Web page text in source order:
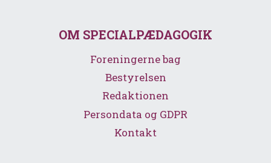
OM SPECIALPÆDAGOGIK
Foreningerne bag
Bestyrelsen
Redaktionen
Persondata og GDPR
Kontakt